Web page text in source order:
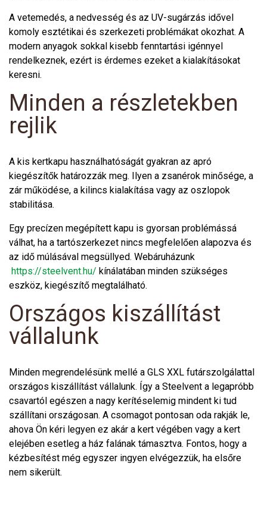
A vetemedés, a nedvesség és az UV-sugárzás idővel
komoly esztétikai és szerkezeti problémákat okozhat. A
modern anyagok sokkal kisebb fenntartási igénnyel
rendelkeznek, ezért is érdemes ezeket a kialakításokat
keresni.
Minden a részletekben
rejlik
A kis kertkapu használhatóságát gyakran az apró
kiegészítők határozzák meg. Ilyen a zsanérok minősége, a
zár működése, a kilincs kialakítása vagy az oszlopok
stabilitása.
Egy precízen megépített kapu is gyorsan problémássá
válhat, ha a tartószerkezet nincs megfelelően alapozva és
az idő múlásával megsüllyed. Webáruházunk
https://steelvent.hu/ kínálatában minden szükséges
eszköz, kiegészítő megtalálható.
Országos kiszállítást
vállalunk
Minden megrendelésünk mellé a GLS XXL futárszolgálattal
országos kiszállítást vállalunk. Így a Steelvent a legapróbb
csavartól egészen a nagy kerítéselemig mindent ki tud
szállítani országosan. A csomagot pontosan oda rakják le,
ahova Ön kéri legyen ez akár a kert végében vagy a kert
elejében esetleg a ház falának támasztva. Fontos, hogy a
kézbesítést még egyszer ingyen elvégezzük, ha elsőre
nem sikerült.